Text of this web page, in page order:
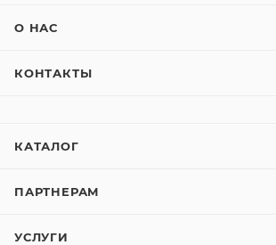
О НАС
КОНТАКТЫ
КАТАЛОГ
ПАРТНЕРАМ
УСЛУГИ